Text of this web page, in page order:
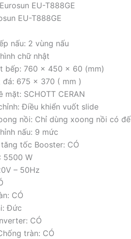
EU-T888GE
EU-T888GE
nấu: 2 vùng nấu
chữ nhật
bếp: 760 x 450 x 60 (mm)
đá: 675 x 370 ( mm )
mặt: SCHOTT CERAN
Điều khiển vuốt slide
nồi: Chỉ dùng xoong nồi có
nấu: 9 mức
tốc Booster: CÓ
5500 W
– 50Hz
CÓ
Đức
CÓ
tràn: CÓ